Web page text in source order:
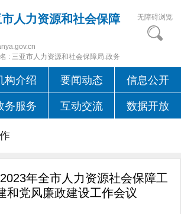
人力资源和社会保障
: 三亚市人力资源和社会保障局.政务
无障碍浏览
构介绍 要闻动态 信息公开
务服务 互动交流 数据开放
年全市人力资源社会保障工
和党风廉政建设工作会议